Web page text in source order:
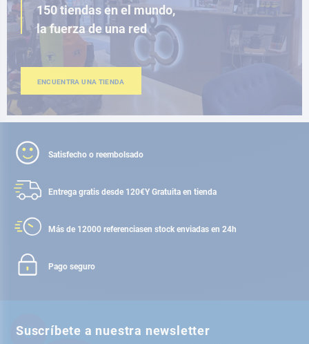
150 tiendas en el mundo,
la fuerza de una red
ENCUENTRA UNA TIENDA
Satisfecho o reembolsado
Entrega gratis desde 120€Y Gratuita en tienda
Más de 12000 referenciasen stock enviadas en 24h
Pago seguro
Suscríbete a nuestra newsletter